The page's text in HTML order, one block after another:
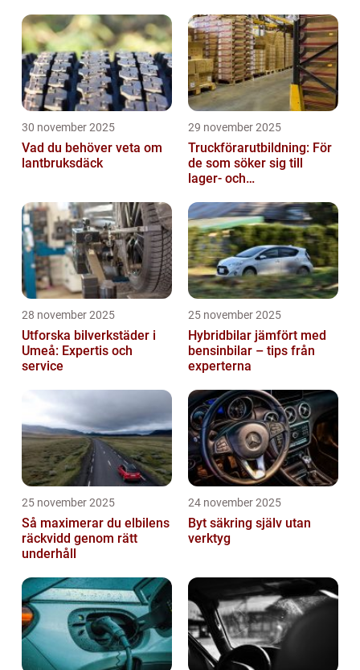
30 november 2025
Vad du behöver veta om
lantbruksdäck
29 november 2025
Truckförarutbildning: För
de som söker sig till
lager- och
28 november 2025
Utforska bilverkstäder i
Umeå: Expertis och
service
25 november 2025
Hybridbilar jämfört med
bensinbilar – tips från
experterna
25 november 2025
Så maximerar du elbilens
räckvidd genom rätt
underhåll
24 november 2025
Byt säkring själv utan
verktyg